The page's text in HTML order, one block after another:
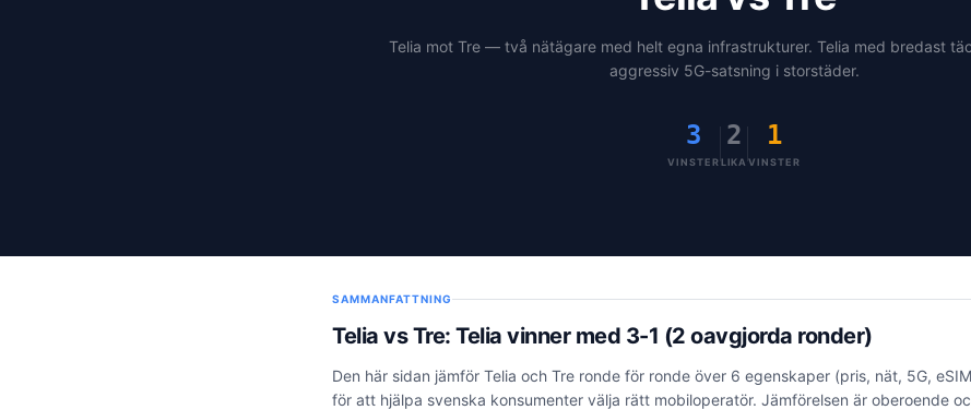
Telia mot Tre — två nätägare med helt egna infrastrukturer. Telia med bredast
aggressiv 5G-satsning i storstäder.
3
VINSTER
2
LIKA
1
VINSTER
SAMMANFATTNING
Telia vsTre: Telia vinnermed 3-1 (2 oavgjorda ronder)
Den här sidan jämför Telia och Tre ronde för ronde över 6 egenskaper (pris, nät, 5G,
för att hjälpa svenska konsumenter välja rätt mobiloperatör. Jämförelsen är oberoende